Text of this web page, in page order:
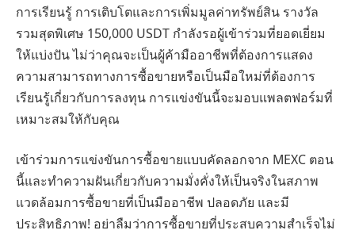
การเรียนรู้ การเติบโตและการเพิ่มมูลค่าทรัพย์สิน รางวัล
รวมสุดพิเศษ 150,000 USDT กำลังรอผู้เข้าร่วมที่ยอดเยี่ยม
ให้แบ่งปัน ไม่ว่าคุณจะเป็นผู้ค้ามืออาชีพที่ต้องการแสดง
ความสามารถทางการซื้อขายหรือเป็นมือใหม่ที่ต้องการ
เรียนรู้เกี่ยวกับการลงทุน การแข่งขันนี้จะมอบแพลตฟอร์มที่
เหมาะสมให้กับคุณ
เข้าร่วมการแข่งขันการซื้อขายแบบคัดลอกจาก MEXC ตอน
นี้และทำความฝันเกี่ยวกับความมั่งคั่งให้เป็นจริงในสภาพ
แวดล้อมการซื้อขายที่เป็นมืออาชีพ ปลอดภัย และมี
ประสิทธิภาพ! อย่าลืมว่าการซื้อขายที่ประสบความสำเร็จไม่